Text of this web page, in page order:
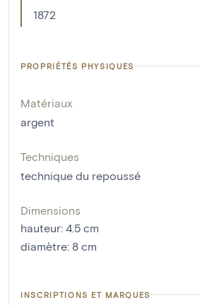
1872
PROPRIÉTÉS PHYSIQUES
Matériaux
argent
Techniques
technique du repoussé
Dimensions
hauteur: 4.5 cm
diamètre: 8 cm
INSCRIPTIONS ET MARQUES